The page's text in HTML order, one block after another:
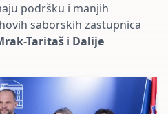
podršku i manjih
saborskih zastupnica
Taritaš i Dalije